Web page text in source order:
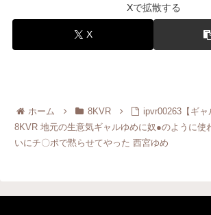
Xで拡散する
X
ホーム 8KVR
ipvr00263【ギャ
8KVR 地元の生意気ギャルゆめに奴●のように使
いにチ〇ポで黙らせてやった 西宮ゆめ